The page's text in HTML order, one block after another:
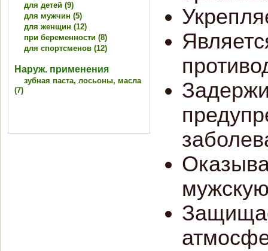
для детей (9)
для мужчин (5)
для женщин (12)
при беременности (8)
для спортсменов (12)
Наруж. применения
зубная паста, лосьоны, масла
(7)